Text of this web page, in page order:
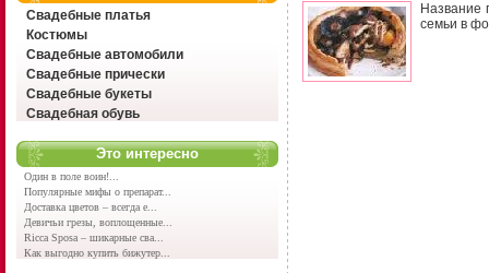
Свадебные платья
Костюмы
Свадебные автомобили
Свадебные прически
Свадебные букеты
Свадебная обувь
Это интересно
Один в поле воин!...
Популярные мифы о препарат...
Доставка цветов – всегда е...
Девичьи грезы, воплощенные...
Ricca Sposa – шикарные сва...
Как выгодно купить бижутер...
Название
семьи в